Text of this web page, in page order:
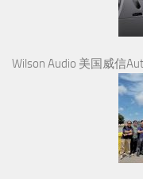
Wilson Audio 美国威信